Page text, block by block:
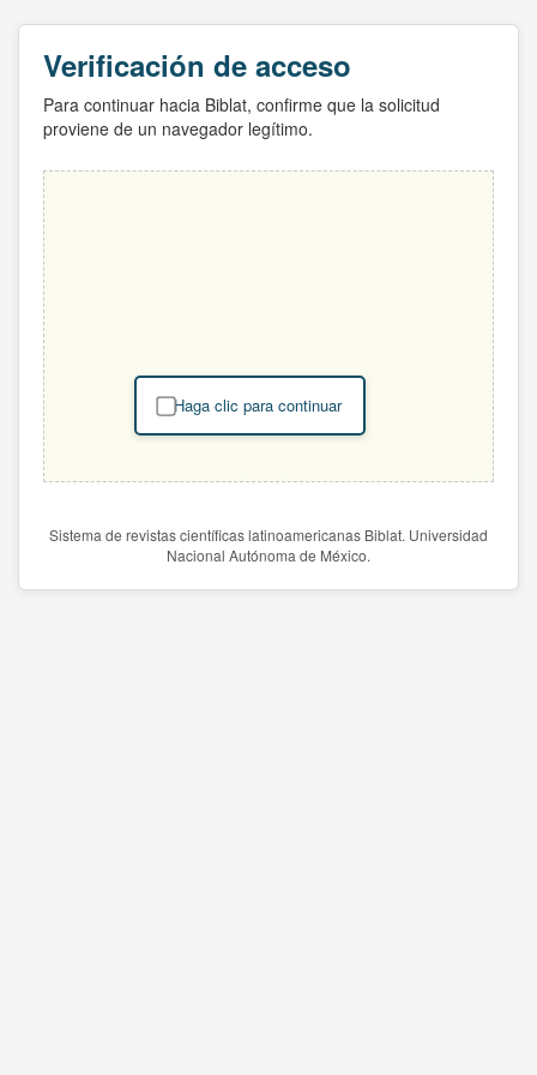
Verificación de acceso
Para continuar hacia Biblat, confirme que la solicitud
proviene de un navegador legítimo.
Haga clic para continuar
Sistema de revistas científicas latinoamericanas Biblat. Universidad
Nacional Autónoma de México.